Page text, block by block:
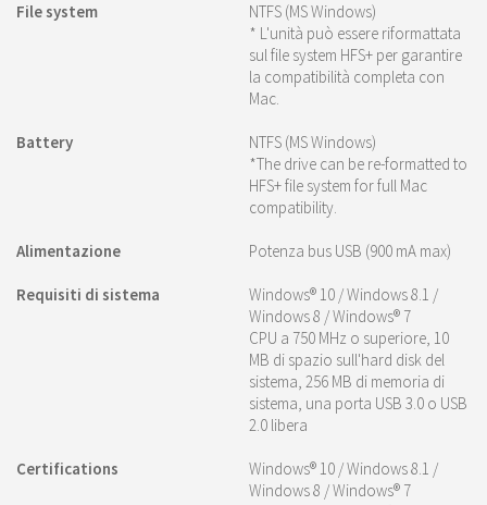
File system
NTFS (MS Windows)
* L'unità può essere riformattata
sul file system HFS+ per garantire
la compatibilità completa con
Mac.
Battery
NTFS (MS Windows)
*The drive can be re-formatted to
HFS+ file system for full Mac
compatibility.
Alimentazione Potenza bus USB (900 mA max)
Requisiti di sistema
Windows® 10 / Windows 8.1 /
Windows 8 / Windows® 7
CPU a 750 MHz o superiore, 10
MB di spazio sull'hard disk del
sistema, 256 MB di memoria di
sistema, una porta USB 3.0 o USB
2.0 libera
Certifications
Windows® 10 / Windows 8.1 /
Windows 8 / Windows® 7